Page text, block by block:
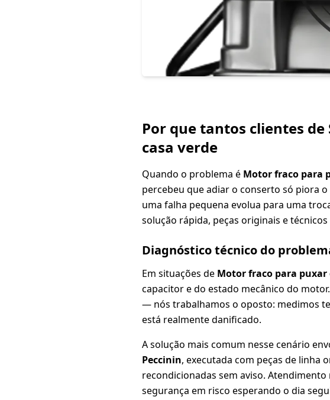
Por que tantos clientes
casa verde
Quando o problema é Motor fraco para
percebeu que adiar o conserto só piora
uma falha pequena evolua para uma
solução rápida, peças originais e
Diagnóstico técnico do
Em situações de Motor fraco para
capacitor e do estado mecânico do
— nós trabalhamos o oposto: medimos
está realmente danificado.
A solução mais comum nesse cenário
Peccinin, executada com peças de linha
recondicionadas sem aviso.
segurança em risco esperando o dia